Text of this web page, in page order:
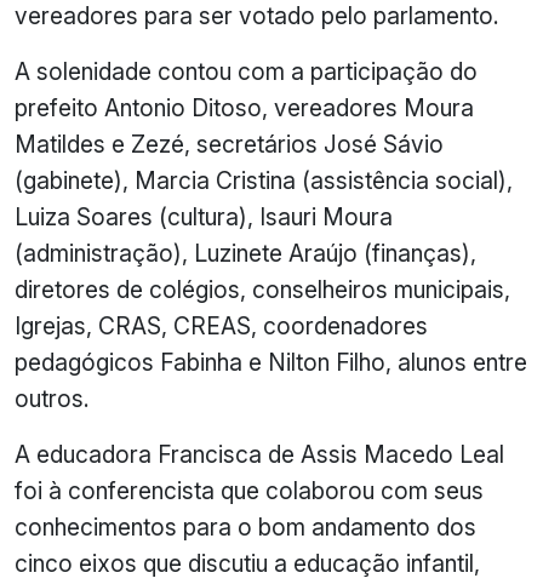
vereadores para ser votado pelo parlamento.
A solenidade contou com a participação do
prefeito Antonio Ditoso, vereadores Moura
Matildes e Zezé, secretários José Sávio
(gabinete), Marcia Cristina (assistência social),
Luiza Soares (cultura), Isauri Moura
(administração), Luzinete Araújo (finanças),
diretores de colégios, conselheiros municipais,
Igrejas, CRAS, CREAS, coordenadores
pedagógicos Fabinha e Nilton Filho, alunos entre
outros.
A educadora Francisca de Assis Macedo Leal
foi à conferencista que colaborou com seus
conhecimentos para o bom andamento dos
cinco eixos que discutiu a educação infantil,